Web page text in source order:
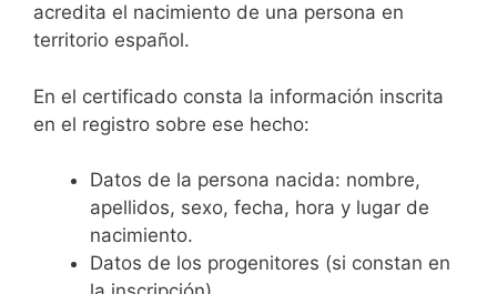
acredita el nacimiento de una persona en
territorio español.
En el certificado consta la información inscrita
en el registro sobre ese hecho:
Datos de la persona nacida: nombre,
apellidos, sexo, fecha, hora y lugar de
nacimiento.
Datos de los progenitores (si constan en